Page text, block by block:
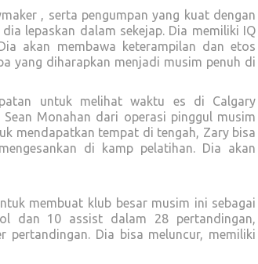
, serta pengumpan yang kuat dengan
lepaskan dalam sekejap. Dia memiliki IQ
akan membawa keterampilan dan etos
yang diharapkan menjadi musim penuh di
untuk melihat waktu es di Calgary
Monahan dari operasi pinggul musim
mendapatkan tempat di tengah, Zary bisa
di kamp pelatihan. Dia akan
membuat klub besar musim ini sebagai
dan 10 assist dalam 28 pertandingan,
pertandingan. Dia bisa meluncur, memiliki